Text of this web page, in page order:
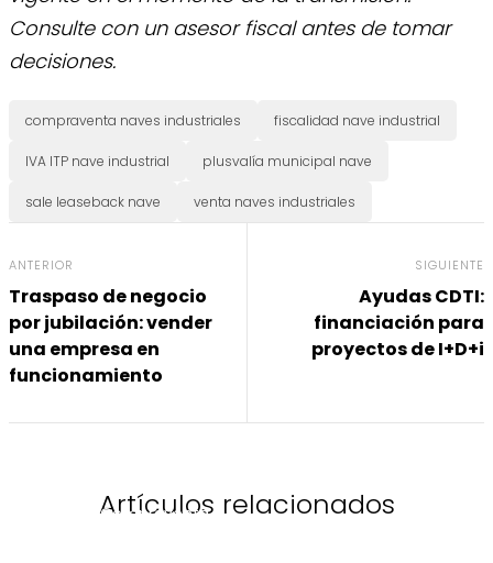
Consulte con un asesor fiscal antes de tomar
decisiones.
compraventa naves industriales fiscalidad nave industrial
IVA ITP nave industrial plusvalía municipal nave
sale leaseback nave venta naves industriales
ANTERIOR
Traspaso de negocio
por jubilación: vender
una empresa en
funcionamiento
SIGUIENTE
Ayudas CDTI:
financiación para
proyectos de I+D+i
Artículos relacionados
M&A y Compraventa